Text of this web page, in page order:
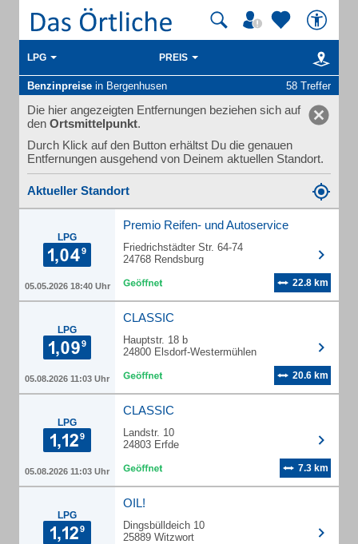
LPG PREIS
Benzinpreise in Bergenhusen 58 Treffer
Die hier angezeigten Entfernungen beziehen sich auf
den Ortsmittelpunkt.
Durch Klick auf den Button erhältst Du die genauen
Entfernungen ausgehend von Deinem aktuellen Standort.
Aktueller Standort
LPG
05.05.2026 18:40 Uhr
Premio Reifen- und Autoservice
Friedrichstädter Str. 64-74
24768 Rendsburg
22.8 km
LPG
05.08.2026 11:03 Uhr
CLASSIC
Hauptstr. 18 b
24800 Elsdorf-Westermühlen
20.6 km
LPG
05.08.2026 11:03 Uhr
CLASSIC
Landstr. 10
24803 Erfde
7.3 km
LPG
OIL!
Dingsbülldeich 10
25889 Witzwort